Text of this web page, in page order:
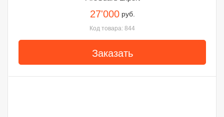
27'000 руб.
Код товара: 844
Заказать